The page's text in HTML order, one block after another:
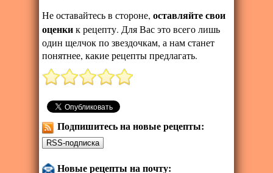
Не оставайтесь в стороне, оставляйте свои
оценкик рецепту. Для Вас это всего лишь
один щелчок по звездочкам, а нам станет
понятнее, какие рецепты предлагать.
Подпишитесь на новые рецепты:
Новые рецепты на почту: